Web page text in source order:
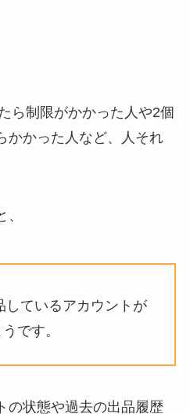
ら制限がかかった人や2個
かかった人など、人それ
しているアカウントが
です。
の状態や過去の出品履歴